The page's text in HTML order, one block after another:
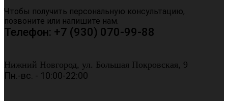
Чтобы получить персональную консультацию,
позвоните или напишите нам.
Телефон: +7 (930) 070-99-88
Нижний Новгород, ул. Большая Покровская, 9
Пн.-вс. - 10:00-22:00